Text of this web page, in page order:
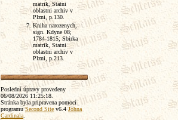
matrik, Statni
oblastni archiv v
Plzni, p.130.
Kniha narozenych,
sign. Kdyne 08;
1784-1815; Sbirka
matrik, Statni
oblastni archiv v
Plzni, p.213.
Poslední úpravy provedeny
06/08/2026 11:25:18
Stránka byla pripravena pomocí
programuSecond Site v6.4Johna
Cardinala